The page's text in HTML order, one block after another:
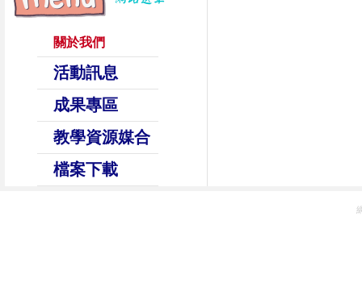
關於我們
活動訊息
成果專區
教學資源媒合
檔案下載